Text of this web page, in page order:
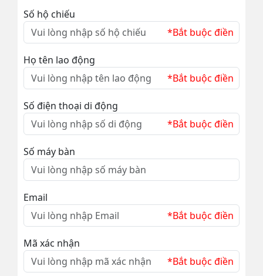
Số hộ chiếu
*Bắt buộc điền
Họ tên lao động
*Bắt buộc điền
Số điện thoại di động
*Bắt buộc điền
Số máy bàn
Email
*Bắt buộc điền
Mã xác nhận
*Bắt buộc điền